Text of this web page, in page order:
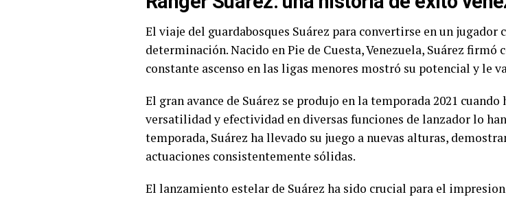
El viaje del guardabosques Suárez para convertirse en un
determinación. Nacido en Pie de Cuesta, Venezuela, Suárez
constante ascenso en las ligas menores mostró su potencial y le
El gran avance de Suárez se produjo en la temporada 2021
versatilidad y efectividad en diversas funciones de lanzador lo
temporada, Suárez ha llevado su juego a nuevas alturas,
actuaciones consistentemente sólidas.
El lanzamiento estelar de Suárez ha sido crucial para el